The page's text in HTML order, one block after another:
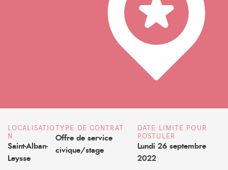
LOCALISATIO
N
Saint-Alban-
Leysse
TYPE DE CONTRAT
Offre de service
civique/stage
DATE LIMITE POUR
POSTULER
Lundi 26 septembre
2022